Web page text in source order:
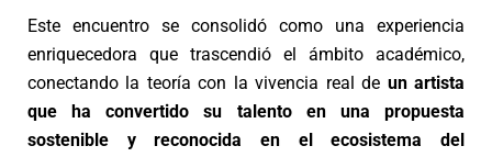
Este encuentro se consolidó como una experiencia
enriquecedora que trascendió el ámbito académico,
conectando la teoría con la vivencia real de un artista
que ha convertido su talento en una propuesta
sostenible y reconocida en el ecosistema del